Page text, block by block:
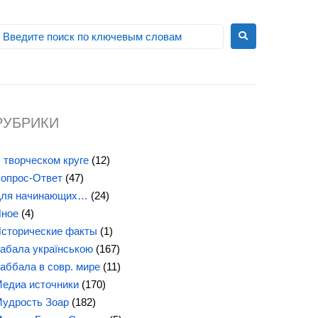
творческом круге (12)
Ответ (47)
начинающих… (24)
(4)
факты (1)
українською (167)
в совр. мире (11)
источники (170)
Зоар (182)